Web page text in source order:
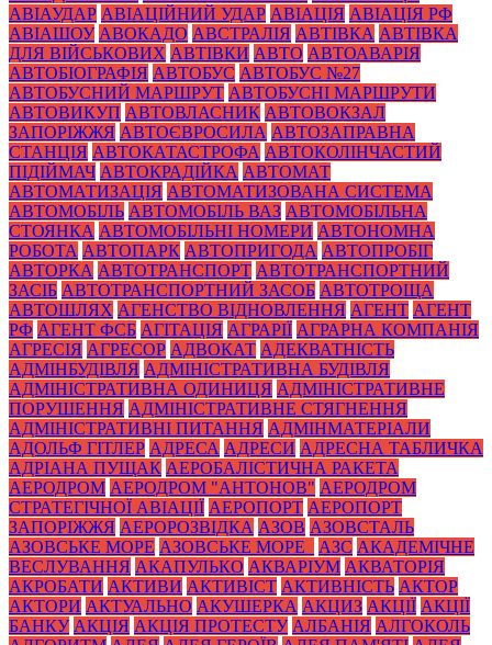
АВІАУДАР АВІАЦІЙНИЙ УДАР АВІАЦІЯ АВІАЦІЯ РФ
АВІАШОУ АВОКАДО АВСТРАЛІЯ АВТІВКА АВТІВКА
ДЛЯ ВІЙСЬКОВИХ АВТІВКИ АВТО АВТОАВАРІЯ
АВТОБІОГРАФІЯ АВТОБУС АВТОБУС №27
АВТОБУСНИЙ МАРШРУТ АВТОБУСНІ МАРШРУТИ
АВТОВИКУП АВТОВЛАСНИК АВТОВОКЗАЛ
ЗАПОРІЖЖЯ АВТОЄВРОСИЛА АВТОЗАПРАВНА
СТАНЦІЯ АВТОКАТАСТРОФА АВТОКОЛІНЧАСТИЙ
ПІДІЙМАЧ АВТОКРАДІЙКА АВТОМАТ
АВТОМАТИЗАЦІЯ АВТОМАТИЗОВАНА СИСТЕМА
АВТОМОБІЛЬ АВТОМОБІЛЬ ВАЗ АВТОМОБІЛЬНА
СТОЯНКА АВТОМОБІЛЬНІ НОМЕРИ АВТОНОМНА
РОБОТА АВТОПАРК АВТОПРИГОДА АВТОПРОБІГ
АВТОРКА АВТОТРАНСПОРТ АВТОТРАНСПОРТНИЙ
ЗАСІБ АВТОТРАНСПОРТНИЙ ЗАСОБ АВТОТРОЩА
АВТОШЛЯХ АГЕНСТВО ВІДНОВЛЕННЯ АГЕНТ АГЕНТ
РФ АГЕНТ ФСБ АГІТАЦІЯ АГРАРІЇ АГРАРНА КОМПАНІЯ
АГРЕСІЯ АГРЕСОР АДВОКАТ АДЕКВАТНІСТЬ
АДМІНБУДІВЛЯ АДМІНІСТРАТИВНА БУДІВЛЯ
АДМІНІСТРАТИВНА ОДИНИЦЯ АДМІНІСТРАТИВНЕ
ПОРУШЕННЯ АДМІНІСТРАТИВНЕ СТЯГНЕННЯ
АДМІНІСТРАТИВНІ ПИТАННЯ АДМІНМАТЕРІАЛИ
АДОЛЬФ ГІТЛЕР АДРЕСА АДРЕСИ АДРЕСНА ТАБЛИЧКА
АДРІАНА ПУЩАК АЕРОБАЛІСТИЧНА РАКЕТА
АЕРОДРОМ АЕРОДРОМ "АНТОНОВ" АЕРОДРОМ
СТРАТЕГІЧНОЇ АВІАЦІЇ АЕРОПОРТ АЕРОПОРТ
ЗАПОРІЖЖЯ АЕРОРОЗВІДКА АЗОВ АЗОВСТАЛЬ
АЗОВСЬКЕ МОРЕ АЗОВСЬКЕ МОРЕ_ АЗС АКАДЕМІЧНЕ
ВЕСЛУВАННЯ АКАПУЛЬКО АКВАРІУМ АКВАТОРІЯ
АКРОБАТИ АКТИВИ АКТИВІСТ АКТИВНІСТЬ АКТОР
АКТОРИ АКТУАЛЬНО АКУШЕРКА АКЦИЗ АКЦІЇ АКЦІЇ
БАНКУ АКЦІЯ АКЦІЯ ПРОТЕСТУ АЛБАНІЯ АЛГОКОЛЬ